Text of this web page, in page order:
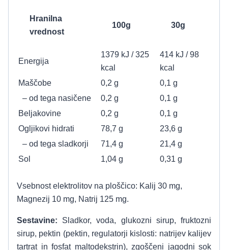
Hranilna
vrednost
100g 30g
Energija
1379 kJ / 325
kcal
414 kJ / 98
kcal
Maščobe
0,2 g
0,1 g
– od tega nasičene
0,2 g
0,1 g
Beljakovine
0,2 g
0,1 g
Ogljikovi hidrati
78,7 g
23,6 g
– od tega sladkorji
71,4 g
21,4 g
Sol
1,04 g 0,31 g
Vsebnost elektrolitov na ploščico: Kalij 30 mg,
Magnezij 10 mg, Natrij 125 mg.
Sestavine: Sladkor, voda, glukozni sirup, fruktozni
sirup, pektin (pektin, regulatorji kislosti: natrijev kalijev
tartrat in fosfat maltodekstrin), zgoščeni jagodni sok